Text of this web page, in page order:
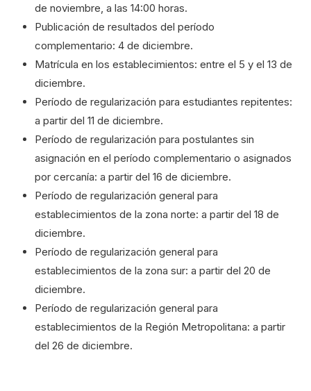
de noviembre, a las 14:00 horas.
Publicación de resultados del período
complementario: 4 de diciembre.
Matrícula en los establecimientos: entre el 5 y el 13 de
diciembre.
Período de regularización para estudiantes repitentes:
a partir del 11 de diciembre.
Período de regularización para postulantes sin
asignación en el período complementario o asignados
por cercanía: a partir del 16 de diciembre.
Período de regularización general para
establecimientos de la zona norte: a partir del 18 de
diciembre.
Período de regularización general para
establecimientos de la zona sur: a partir del 20 de
diciembre.
Período de regularización general para
establecimientos de la Región Metropolitana: a partir
del 26 de diciembre.